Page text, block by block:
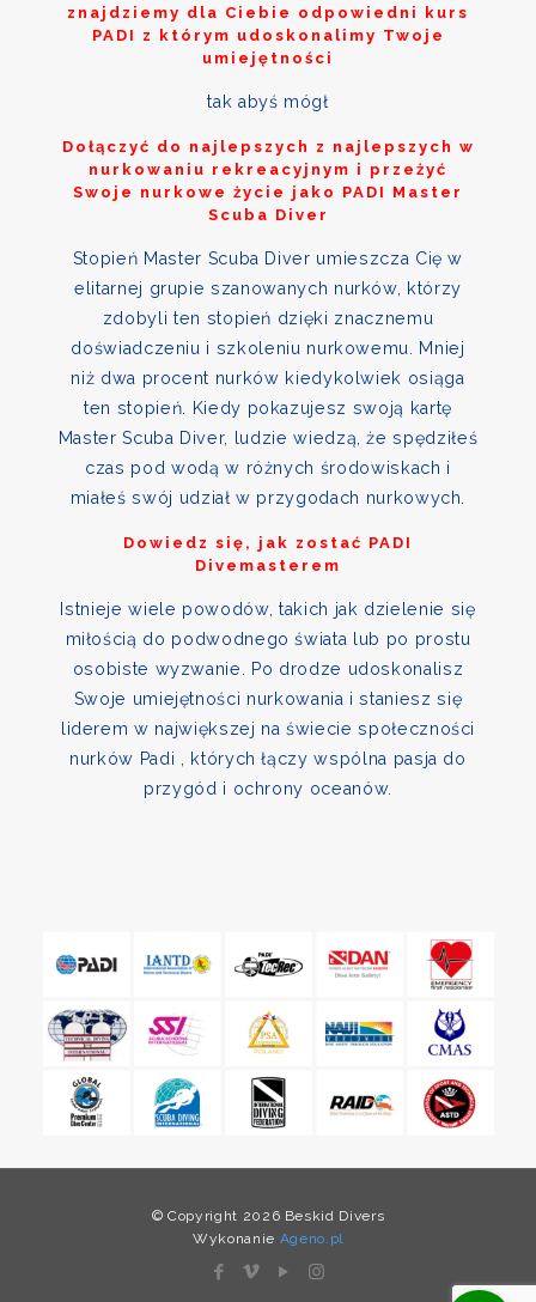
znajdziemy dla Ciebie odpowiedni kurs
PADI z którym udoskonalimy Twoje
umiejętności
tak abyś mógł
Dołączyć do najlepszych z najlepszych w
nurkowaniu rekreacyjnym i przeżyć
Swoje nurkowe życie jako PADI Master
Scuba Diver
Stopień Master Scuba Diver umieszcza Cię w
elitarnej grupie szanowanych nurków, którzy
zdobyli ten stopień dzięki znacznemu
doświadczeniu i szkoleniu nurkowemu. Mniej
niż dwa procent nurków kiedykolwiek osiąga
ten stopień. Kiedy pokazujesz swoją kartę
Master Scuba Diver, ludzie wiedzą, że spędziłeś
czas pod wodą w różnych środowiskach i
miałeś swój udział w przygodach nurkowych.
Dowiedz się, jak zostać PADI
Divemasterem
Istnieje wiele powodów, takich jak dzielenie się
miłością do podwodnego świata lub po prostu
osobiste wyzwanie. Po drodze udoskonalisz
Swoje umiejętności nurkowania i staniesz się
liderem w największej na świecie społeczności
nurków Padi , których łączy wspólna pasja do
przygód i ochrony oceanów.
© Copyright 2026 Beskid Divers
Wykonanie Ageno.pl